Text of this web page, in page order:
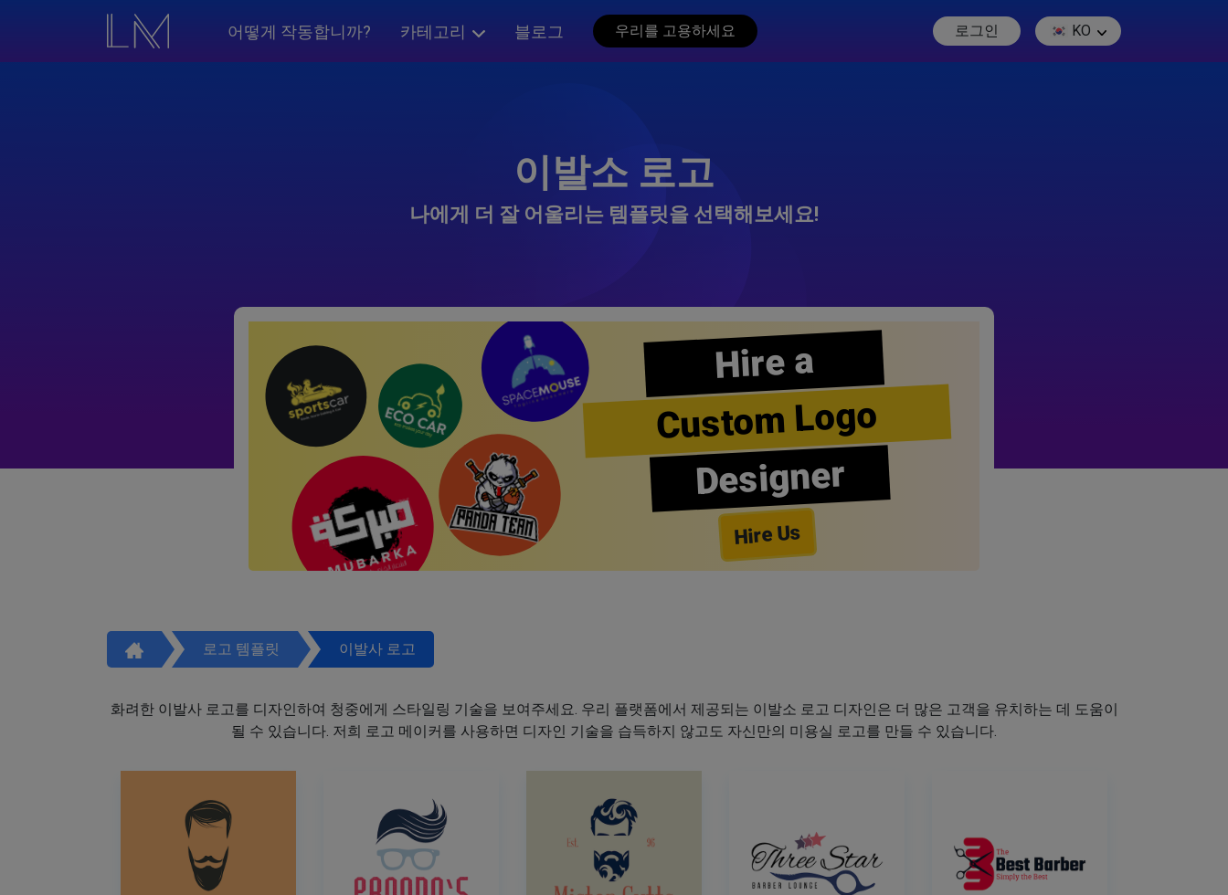
어떻게 작동합니까? 카테고리 블로그 우리를 고용하세요 로그인 KO
이발소 로고
나에게 더 잘 어울리는 템플릿을 선택해보세요!
Hire a
Custom Logo
Designer
Hire Us
로고 템플릿 이발사 로고
화려한 이발사 로고를 디자인하여 청중에게 스타일링 기술을 보여주세요. 우리 플랫폼에서 제공되는 이발소 로고 디자인은 더 많은 고객을 유치하는 데 도움이
될 수 있습니다. 저희 로고 메이커를 사용하면 디자인 기술을 습득하지 않고도 자신만의 미용실 로고를 만들 수 있습니다.